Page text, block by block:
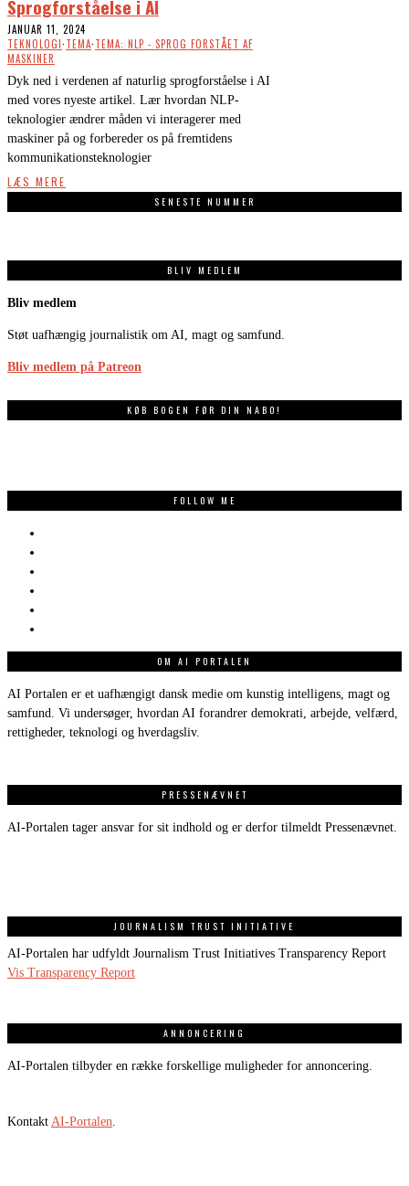
Sprogforståelse i AI
JANUAR 11, 2024
TEKNOLOGI·TEMA·TEMA: NLP - SPROG FORSTÅET AF
MASKINER
Dyk ned i verdenen af naturlig sprogforståelse i AI
med vores nyeste artikel. Lær hvordan NLP-
teknologier ændrer måden vi interagerer med
maskiner på og forbereder os på fremtidens
kommunikationsteknologier
LÆS MERE
SENESTE NUMMER
BLIV MEDLEM
Bliv medlem
Støt uafhængig journalistik om AI, magt og samfund.
Bliv medlem på Patreon
KØB BOGEN FØR DIN NABO!
FOLLOW ME
OM AI PORTALEN
AI Portalen er et uafhængigt dansk medie om kunstig intelligens, magt og
samfund. Vi undersøger, hvordan AI forandrer demokrati, arbejde, velfærd,
rettigheder, teknologi og hverdagsliv.
PRESSENÆVNET
AI-Portalen tager ansvar for sit indhold og er derfor tilmeldt Pressenævnet.
JOURNALISM TRUST INITIATIVE
AI-Portalen har udfyldt Journalism Trust Initiatives Transparency Report
Vis Transparency Report
ANNONCERING
AI-Portalen tilbyder en række forskellige muligheder for annoncering.
Kontakt AI-Portalen